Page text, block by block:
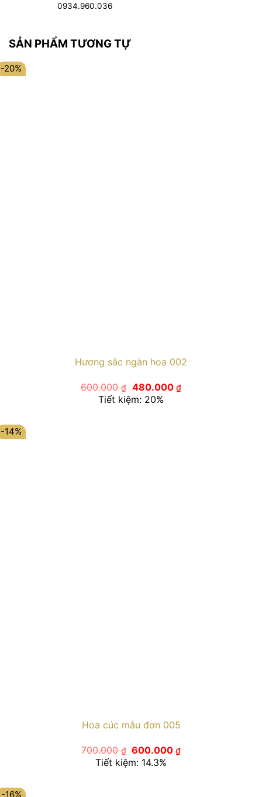
0934.960.036
SẢN PHẨM TƯƠNG TỰ
-20%
Hương sắc ngàn hoa 002
600.000₫ Giá
gốc
là:
480.000 ₫Giá
hiện
Tiết kiệm: 20%
-14%
Hoa cúc mẫu đơn 005
700.000₫ Giá
gốc
là:
600.000₫Giá
Tiết kiệm: 14.3%
-16%